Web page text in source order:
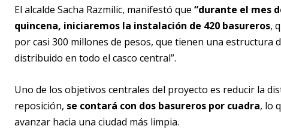
El alcalde Sacha Razmilic, manifestó que “durante el mes
quincena, iniciaremos la instalación de 420 basureros,
por casi 300 millones de pesos, que tienen una estructura
distribuido en todo el casco central”.
Uno de los objetivos centrales del proyecto es reducir la
reposición, se contará con dos basureros por cuadra, lo
avanzar hacia una ciudad más limpia.